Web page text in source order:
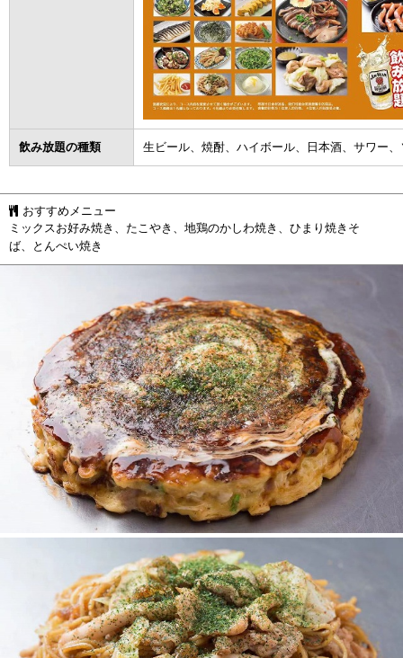
飲み放題の種類 生ビール、焼酎、ハイボール、日本酒、サワー
おすすめメニュー
ミックスお好み焼き、たこやき、地鶏のかしわ焼き、ひまり焼きそ
ば、とんぺい焼き